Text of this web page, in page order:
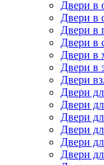
Двери в
Двери в
Двери в
Двери в
Двери в
Двери в
Двери
Двери
Двери
Двери
Двери
Двери
Двери